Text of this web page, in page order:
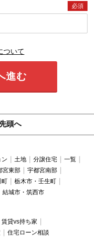
必須
ついて
進む
頭へ
ン 土地 分譲住宅
一覧
宮東部
宇都宮南部
町
栃木市・壬生町
結城市・筑西市
賃貸vs持ち家
住宅ローン相談